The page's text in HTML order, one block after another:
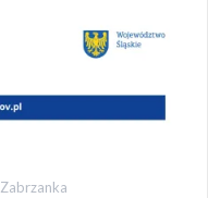
Zabrzanka